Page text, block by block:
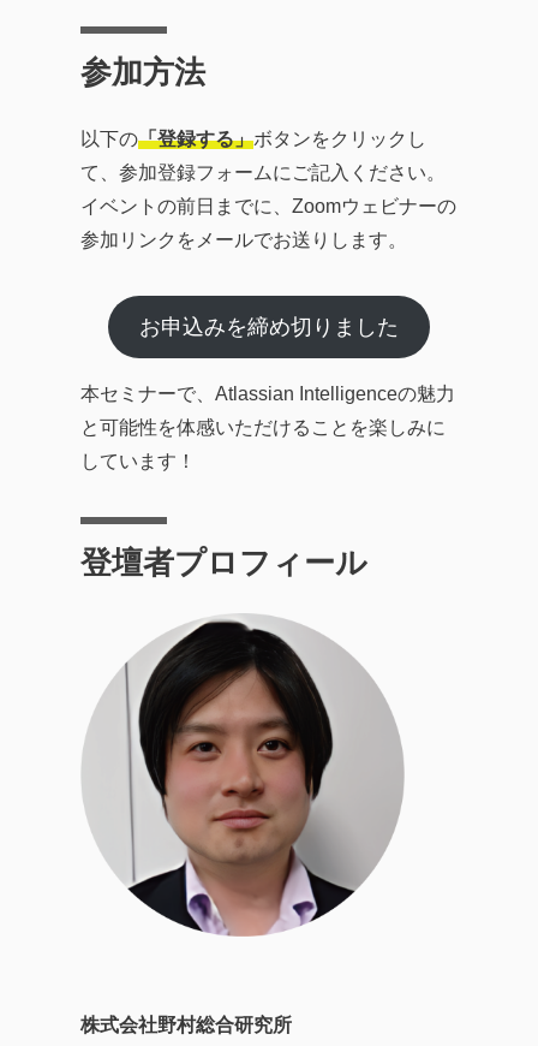
参加方法
以下の「登録する」ボタンをクリックし
て、参加登録フォームにご記入ください。
イベントの前日までに、Zoomウェビナーの
参加リンクをメールでお送りします。
お申込みを締め切りました
本セミナーで、Atlassian Intelligenceの魅力
と可能性を体感いただけることを楽しみに
しています！
登壇者プロフィール
株式会社野村総合研究所